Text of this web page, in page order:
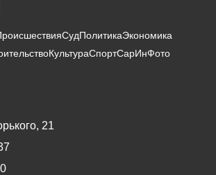
СудПолитикаЭкономика
КультураСпортСарИнФото
21